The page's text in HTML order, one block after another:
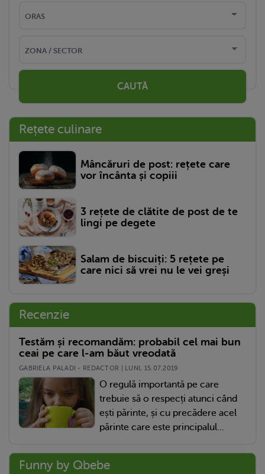
CAUTĂ
Rețete culinare
Mâncăruri de post: rețete care
vor încânta și copiii
3 rețete de clătite de post de te
lingi pe degete
Salam de biscuiți: 5 rețete pe
care nici să vrei nu le vei greși
Recenzie
Testăm și recomandăm: probabil cel mai bun
ceai pe care l-am băut vreodată
GABRIELA PALADI - REDACTOR | LUNI, 15.07.2019
O regulă importantă pe care
trebuie să o respecți atunci când
ești părinte, și cu precădere acel
părinte care este principalul...
Funny by Qbebe